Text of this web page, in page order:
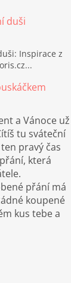
duši
Inspirace z
a Vánoce už
tu sváteční
pravý čas
která
přání má
koupené
kus tebe a